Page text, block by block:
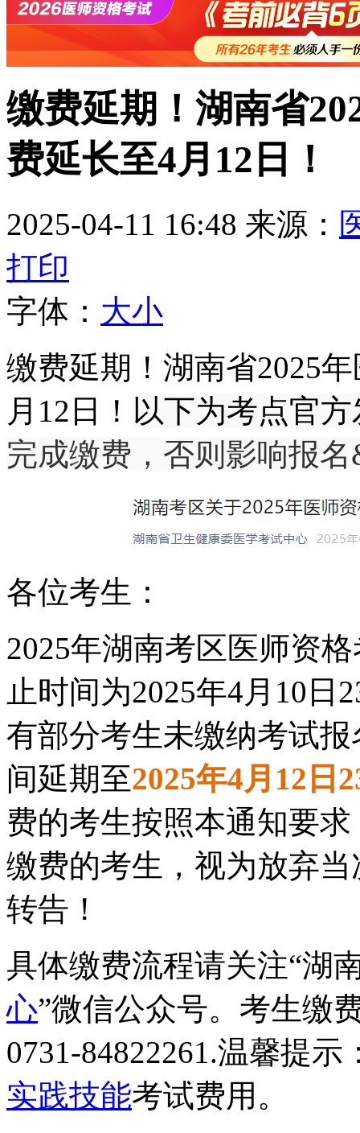
缴费延期！湖南省
费延长至4月12日！
2025-04-11 16:48 来源：
打印
字体： 大小
缴费延期！湖南省2025
月12日！ 以下为考点官
完成缴费，否则影响报
各位考生：
2025年湖南考区医师资
止时间为2025年4月10
有部分考生未缴纳考试
间延期至2025年4月12日
费的考生按照本通知要
缴费的考生，视为放弃
转告！
具体缴费流程请关注“湖
心”微信公众号。考生缴
0731-84822261.温馨提
实践技能考试费用。